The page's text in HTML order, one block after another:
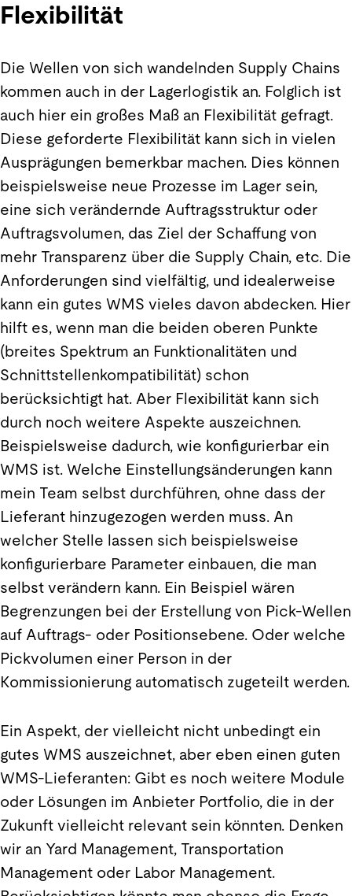
Flexibilität
Die Wellen von sich wandelnden Supply Chains
kommen auch in der Lagerlogistik an. Folglich ist
auch hier ein großes Maß an Flexibilität gefragt.
Diese geforderte Flexibilität kann sich in vielen
Ausprägungen bemerkbar machen. Dies können
beispielsweise neue Prozesse im Lager sein,
eine sich verändernde Auftragsstruktur oder
Auftragsvolumen, das Ziel der Schaffung von
mehr Transparenz über die Supply Chain, etc. Die
Anforderungen sind vielfältig, und idealerweise
kann ein gutes WMS vieles davon abdecken. Hier
hilft es, wenn man die beiden oberen Punkte
(breites Spektrum an Funktionalitäten und
Schnittstellenkompatibilität) schon
berücksichtigt hat. Aber Flexibilität kann sich
durch noch weitere Aspekte auszeichnen.
Beispielsweise dadurch, wie konfigurierbar ein
WMS ist. Welche Einstellungsänderungen kann
mein Team selbst durchführen, ohne dass der
Lieferant hinzugezogen werden muss. An
welcher Stelle lassen sich beispielsweise
konfigurierbare Parameter einbauen, die man
selbst verändern kann. Ein Beispiel wären
Begrenzungen bei der Erstellung von Pick-Wellen
auf Auftrags- oder Positionsebene. Oder welche
Pickvolumen einer Person in der
Kommissionierung automatisch zugeteilt werden.
Ein Aspekt, der vielleicht nicht unbedingt ein
gutes WMS auszeichnet, aber eben einen guten
WMS-Lieferanten: Gibt es noch weitere Module
oder Lösungen im Anbieter Portfolio, die in der
Zukunft vielleicht relevant sein könnten. Denken
wir an Yard Management, Transportation
Management oder Labor Management.